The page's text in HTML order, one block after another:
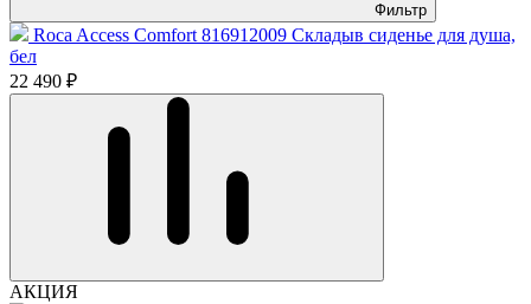
Фильтр
Roca Access Comfort 816912009 Складыв сиденье для душа,
бел
22 490 ₽
АКЦИЯ